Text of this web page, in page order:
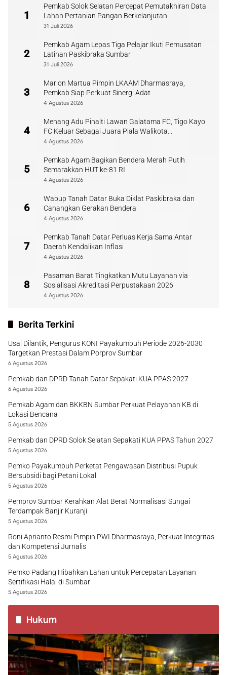
1
Pemkab Solok Selatan Percepat Pemutakhiran Data
Lahan Pertanian Pangan Berkelanjutan
31 Juli 2026
2
Pemkab Agam Lepas Tiga Pelajar Ikuti Pemusatan
Latihan Paskibraka Sumbar
31 Juli 2026
3
Marlon Martua Pimpin LKAAM Dharmasraya,
Pemkab Siap Perkuat Sinergi Adat
4 Agustus 2026
4
Menang Adu Pinalti Lawan Galatama FC, Tigo Kayo
FC Keluar Sebagai Juara Piala Walikota
Payakumbuh
4 Agustus 2026
5
Pemkab Agam Bagikan Bendera Merah Putih
Semarakkan HUT ke-81 RI
4 Agustus 2026
6
Wabup Tanah Datar Buka Diklat Paskibraka dan
Canangkan Gerakan Bendera
4 Agustus 2026
7
Pemkab Tanah Datar Perluas Kerja Sama Antar
Daerah Kendalikan Inflasi
4 Agustus 2026
8
Pasaman Barat Tingkatkan Mutu Layanan via
Sosialisasi Akreditasi Perpustakaan 2026
4 Agustus 2026
Berita Terkini
Usai Dilantik, Pengurus KONI Payakumbuh Periode 2026-2030
Targetkan Prestasi Dalam Porprov Sumbar
6 Agustus 2026
Pemkab dan DPRD Tanah Datar Sepakati KUA PPAS 2027
6 Agustus 2026
Pemkab Agam dan BKKBN Sumbar Perkuat Pelayanan KB di
Lokasi Bencana
5 Agustus 2026
Pemkab dan DPRD Solok Selatan Sepakati KUA PPAS Tahun 2027
5 Agustus 2026
Pemko Payakumbuh Perketat Pengawasan Distribusi Pupuk
Bersubsidi bagi Petani Lokal
5 Agustus 2026
Pemprov Sumbar Kerahkan Alat Berat Normalisasi Sungai
Terdampak Banjir Kuranji
5 Agustus 2026
Roni Aprianto Resmi Pimpin PWI Dharmasraya, Perkuat Integritas
dan Kompetensi Jurnalis
5 Agustus 2026
Pemko Padang Hibahkan Lahan untuk Percepatan Layanan
Sertifikasi Halal di Sumbar
5 Agustus 2026
Hukum